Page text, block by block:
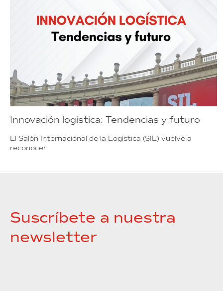
Innovación logística: Tendencias y futuro
El Salón Internacional de la Logística (SIL) vuelve a
reconocer
Suscríbete a nuestra
newsletter